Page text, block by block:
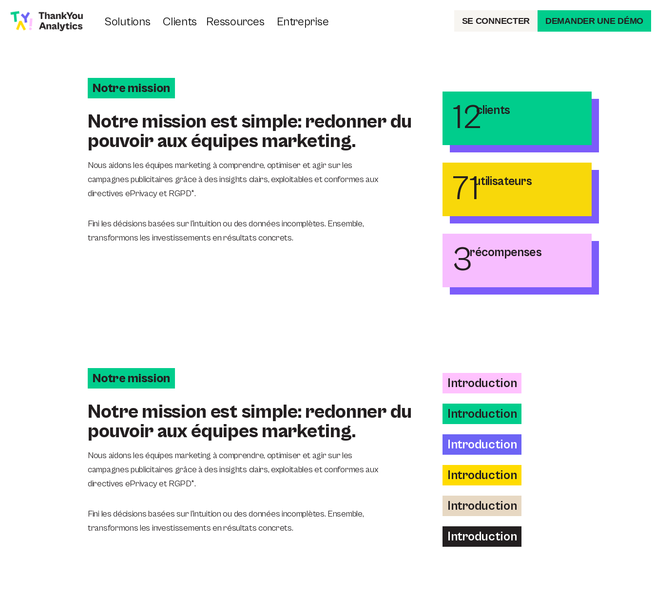
Solutions Clients Ressources Entreprise SE CONNECTER DEMANDER UNE DÉMO
Notre mission
Notre mission est simple: redonner du
pouvoir aux équipes marketing.
Nous aidons les équipes marketing à comprendre, optimiser et agir sur les
campagnes publicitaires grâce à des insights clairs, exploitables et conformes aux
directives ePrivacy et RGPD*.
Fini les décisions basées sur l’intuition ou des données incomplètes. Ensemble,
transformons les investissements en résultats concrets.
12clients
71utilisateurs
3récompenses
Notre mission
Notre mission est simple: redonner du
pouvoir aux équipes marketing.
Nous aidons les équipes marketing à comprendre, optimiser et agir sur les
campagnes publicitaires grâce à des insights clairs, exploitables et conformes aux
directives ePrivacy et RGPD*.
Fini les décisions basées sur l’intuition ou des données incomplètes. Ensemble,
transformons les investissements en résultats concrets.
Introduction
Introduction
Introduction
Introduction
Introduction
Introduction